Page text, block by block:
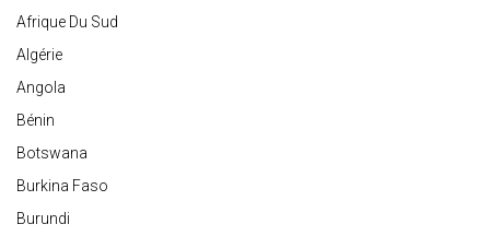
Afrique Du Sud
Algérie
Angola
Bénin
Botswana
Burkina Faso
Burundi